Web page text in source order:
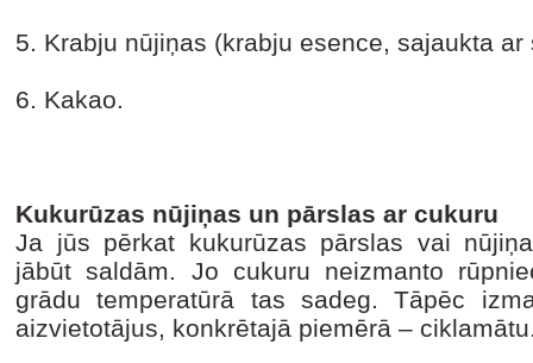
5. Krabju nūjiņas (krabju esence, sajaukta ar
6. Kakao.
Kukurūzas nūjiņas un pārslas ar cukuru
Ja jūs pērkat kukurūzas pārslas vai
jābūt saldām. Jo cukuru neizmanto
grādu temperatūrā tas sadeg. Tāpēc
aizvietotājus, konkrētajā piemērā –